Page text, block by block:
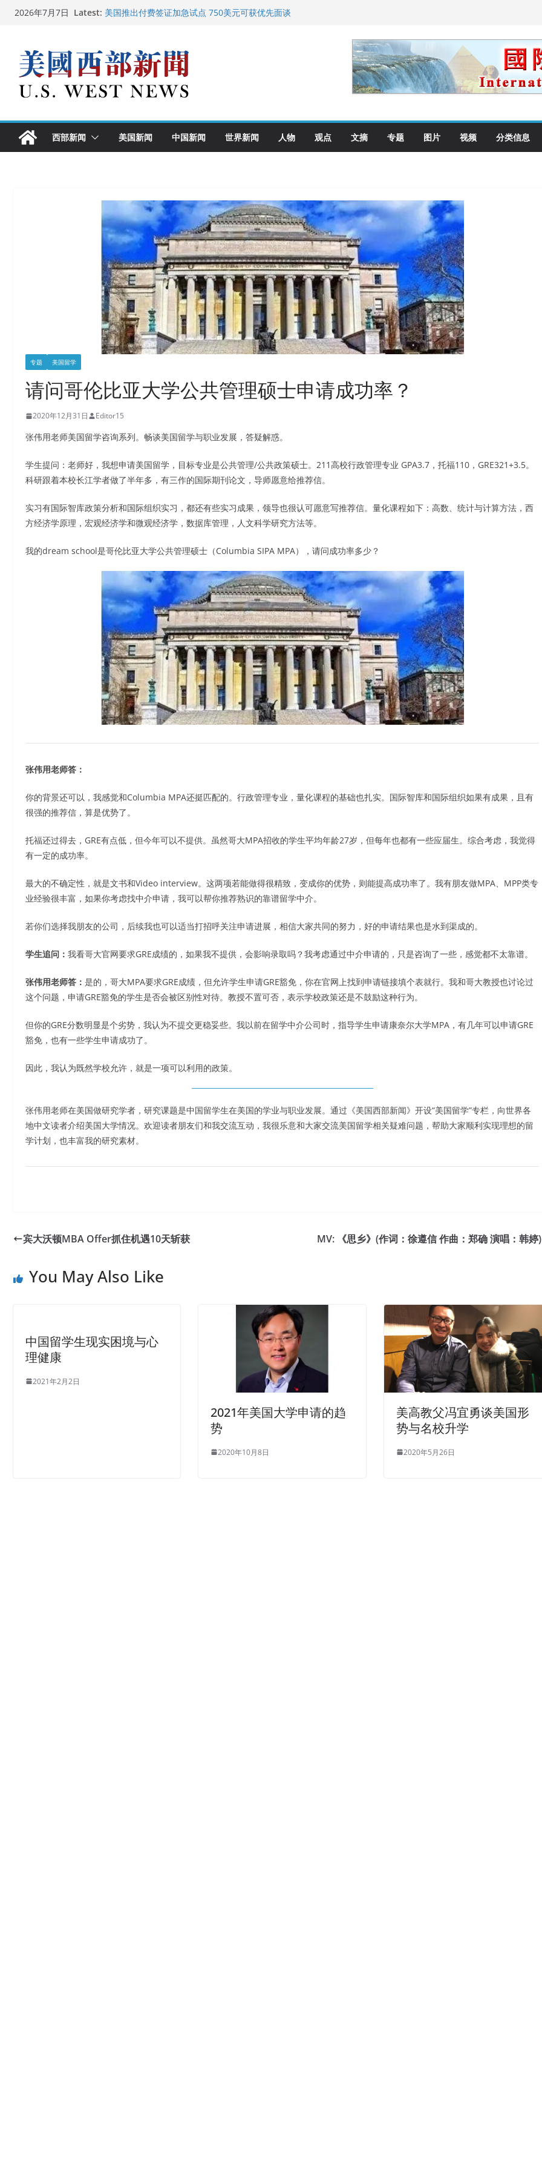
Skip2026年7月7日 Latest: 美国推出付费签证加急试点 750美元可获优先面谈
中国驻美国大使谢锋邀请美国老教师罗纳德·萨科尔斯基再次访华
广州市沉香协会会长周天明：让沉香有序走向世界
西部新闻 美国新闻 中国新闻 世界新闻 人物 观点 文摘 专题 图片 视频 分类信息
专题 美国留学
请问哥伦比亚大学公共管理硕士申请成功率？
2020年12月31日 Editor15
张伟用老师美国留学咨询系列。畅谈美国留学与职业发展，答疑解惑。
学生提问：老师好，我想申请美国留学，目标专业是公共管理/公共政策硕士。211高校行政管理专业 GPA3.7，托福110，GRE321+3.5。
科研跟着本校长江学者做了半年多，有三作的国际期刊论文，导师愿意给推荐信。
实习有国际智库政策分析和国际组织实习，都还有些实习成果，领导也很认可愿意写推荐信。量化课程如下：高数、统计与计算方法，西
方经济学原理，宏观经济学和微观经济学，数据库管理，人文科学研究方法等。
我的dream school是哥伦比亚大学公共管理硕士（Columbia SIPA MPA），请问成功率多少？
张伟用老师答：
你的背景还可以，我感觉和Columbia MPA还挺匹配的。行政管理专业，量化课程的基础也扎实。国际智库和国际组织如果有成果，且有
很强的推荐信，算是优势了。
托福还过得去，GRE有点低，但今年可以不提供。虽然哥大MPA招收的学生平均年龄27岁，但每年也都有一些应届生。综合考虑，我觉得
有一定的成功率。
最大的不确定性，就是文书和Video interview。这两项若能做得很精致，变成你的优势，则能提高成功率了。我有朋友做MPA、MPP类专
业经验很丰富，如果你考虑找中介申请，我可以帮你推荐熟识的靠谱留学中介。
若你们选择我朋友的公司，后续我也可以适当打招呼关注申请进展，相信大家共同的努力，好的申请结果也是水到渠成的。
学生追问： 我看哥大官网要求GRE成绩的，如果我不提供，会影响录取吗？我考虑通过中介申请的，只是咨询了一些，感觉都不太靠谱。
张伟用老师答： 是的，哥大MPA要求GRE成绩，但允许学生申请GRE豁免，你在官网上找到申请链接填个表就行。我和哥大教授也讨论过
这个问题，申请GRE豁免的学生是否会被区别性对待。教授不置可否，表示学校政策还是不鼓励这种行为。
但你的GRE分数明显是个劣势，我认为不提交更稳妥些。我以前在留学中介公司时，指导学生申请康奈尔大学MPA，有几年可以申请GRE
豁免，也有一些学生申请成功了。
因此，我认为既然学校允许，就是一项可以利用的政策。
张伟用老师在美国做研究学者，研究课题是中国留学生在美国的学业与职业发展。通过《美国西部新闻》开设“美国留学”专栏，向世界各
地中文读者介绍美国大学情况。欢迎读者朋友们和我交流互动，我很乐意和大家交流美国留学相关疑难问题，帮助大家顺利实现理想的留
学计划，也丰富我的研究素材。
宾大沃顿MBA Offer抓住机遇10天斩获 MV: 《思乡》(作词：徐遵信 作曲：郑确 演唱：韩婷)
You May Also Like
中国留学生现实困境与心
理健康
2021年2月2日
2021年美国大学申请的趋
势
2020年10月8日
美高教父冯宜勇谈美国形
势与名校升学
2020年5月26日